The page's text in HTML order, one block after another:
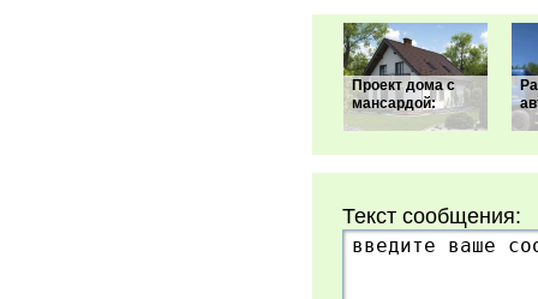
Проект дома с
мансардой:
Текст сообщения: